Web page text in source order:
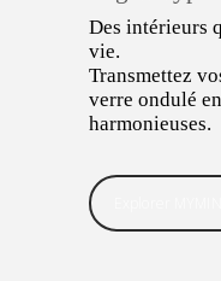
Des intérieurs
vie.
Transmettez
verre ondulé
harmonieuses.